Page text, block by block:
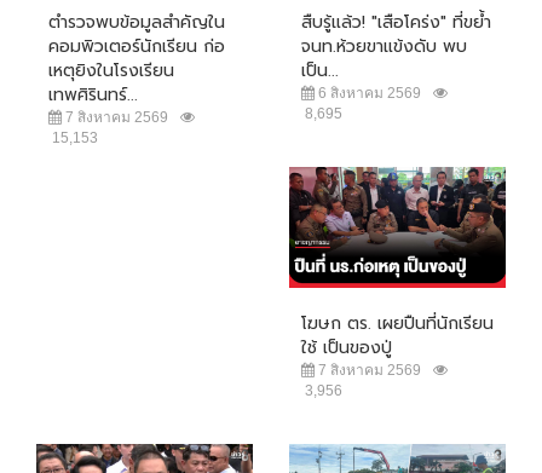
ตำรวจพบข้อมูลสำคัญใน
คอมพิวเตอร์นักเรียน ก่อ
เหตุยิงในโรงเรียน
เทพศิรินทร์...
7 สิงหาคม 2569
15,153
สืบรู้แล้ว! "เสือโคร่ง" ที่ขย้ำ
จนท.ห้วยขาแข้งดับ พบ
เป็น...
6 สิงหาคม 2569
8,695
โฆษก ตร. เผยปืนที่นักเรียน
ใช้ เป็นของปู่
7 สิงหาคม 2569
3,956